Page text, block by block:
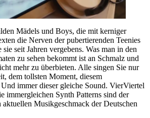
Mädels und Boys, die mit kerniger
die Nerven der pubertierenden Teenies
sie seit Jahren vergebens. Was man in den
zu sehen bekommt ist an Schmalz und
mehr zu überbieten. Alle singen Sie nur
dem tollsten Moment, diesem
immer dieser gleiche Sound. VierViertel
immergleichen Synth Patterns sind der
Musikgeschmack der Deutschen